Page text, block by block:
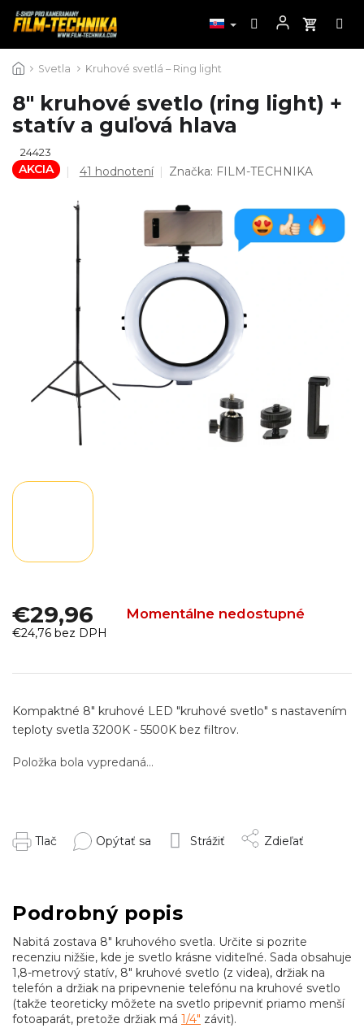
na
Svetla Kruhové svetlá – Ring light
8" kruhové svetlo (ring light) +
statív a guľová hlava
24423
AKCIA
Priemerné
produktu
5
hviezdičiek.
41 hodnotení Značka: FILM-TECHNIKA
€29,96 Momentálne nedostupné
€24,76 bez DPH
cena:
Položka bola vypredaná…
Kompaktné 8" kruhové LED "kruhové svetlo" s nastavením
teploty svetla 3200K - 5500K bez filtrov.
Tlač Opýtať sa Strážiť Zdieľať
Podrobný popis
Nabitá zostava 8" kruhového svetla. Určite si pozrite
recenziu nižšie, kde je svetlo krásne viditeľné. Sada obsahuje
1,8-metrový statív, 8" kruhové svetlo (z videa), držiak na
telefón a držiak na pripevnenie telefónu na kruhové svetlo
(takže teoreticky môžete na svetlo pripevniť priamo menší
fotoaparát, pretože držiak má 1/4" závit).